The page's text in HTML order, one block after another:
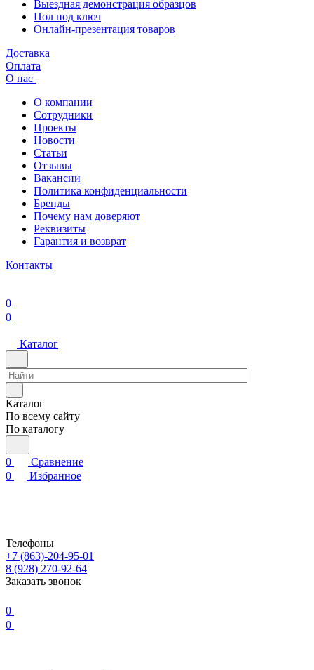
Выездная демонстрация образцов
Пол под ключ
Онлайн-презентация товаров
Доставка
Оплата
О нас
О компании
Сотрудники
Проекты
Новости
Статьи
Отзывы
Вакансии
Политика конфиденциальности
Бренды
Почему нам доверяют
Реквизиты
Гарантия и возврат
Контакты
0
0
Каталог
Каталог
По всему сайту
По каталогу
0
Сравнение
0
Избранное
Телефоны
+7 (863)-204-95-01
8 (928) 270-92-64
Заказать звонок
0
0